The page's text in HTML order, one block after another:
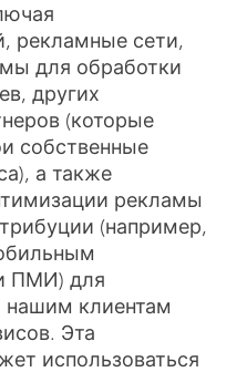
рекламные сети,
для обработки
других
(которые
собственные
а также
рекламы
(например,
ПМИ) для
нашим клиентам
Эта
использоваться